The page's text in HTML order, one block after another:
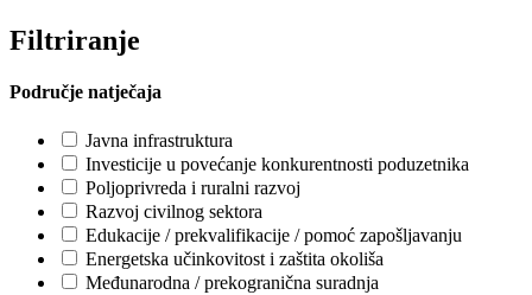
Filtriranje
Područje natječaja
Javna infrastruktura
Investicije u povećanje konkurentnosti poduzetnika
Poljoprivreda i ruralni razvoj
Razvoj civilnog sektora
Edukacije / prekvalifikacije / pomoć zapošljavanju
Energetska učinkovitost i zaštita okoliša
Međunarodna / prekogranična suradnja